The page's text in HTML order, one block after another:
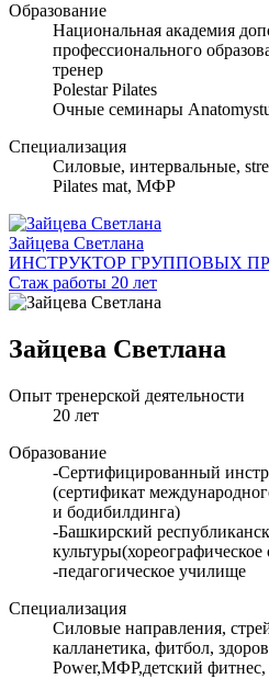
Образование
Национальная академия
профессионального
тренер
Polestar Pilates
Очные семинары
Специализация
Cиловые, интервальные,
Pilates mat, МФР
Зайцева Светлана
ИНСТРУКТОР ГРУППОВЫХ
Стаж работы 20 лет
Зайцева Светлана
Опыт тренерской деятельности
20 лет
Образование
-Сертифицированный
(сертификат
и бодибилдинга)
-Башкирский
культуры(хореографическое
-педагогическое училище
Специализация
Силовые направления,
калланетика, фитбол,
Power,МФР,детский фитнес,